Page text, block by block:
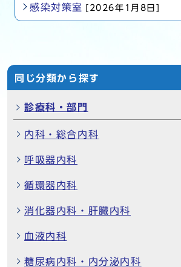
感染対策室 [2026年1月8日]
同じ分類から探す
診療科・部門
内科・総合内科
呼吸器内科
循環器内科
消化器内科・肝臓内科
血液内科
糖尿病内科・内分泌内科